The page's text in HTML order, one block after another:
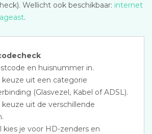
Wellicht ook beschikbaar: internet
.
en huisnummer in.
keuze uit een categorie
(Glasvezel, Kabel of ADSL).
keuze uit de verschillende
kies je voor HD-zenders en